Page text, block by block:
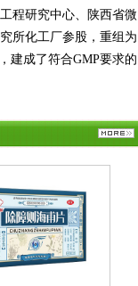
程研究中心、陕西省微
所化工厂参股，重组为
建成了符合GMP要求的